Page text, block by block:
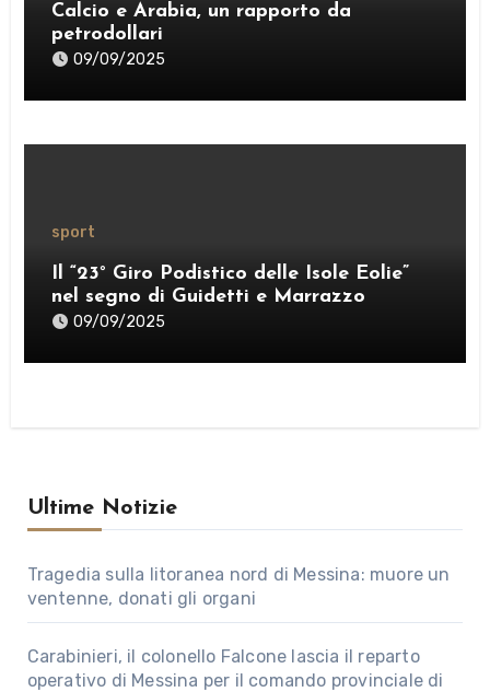
Calcio e Arabia, un rapporto da
petrodollari
09/09/2025
sport
Il “23° Giro Podistico delle Isole Eolie”
nel segno di Guidetti e Marrazzo
09/09/2025
Ultime Notizie
Tragedia sulla litoranea nord di Messina: muore un
ventenne, donati gli organi
Carabinieri, il colonello Falcone lascia il reparto
operativo di Messina per il comando provinciale di